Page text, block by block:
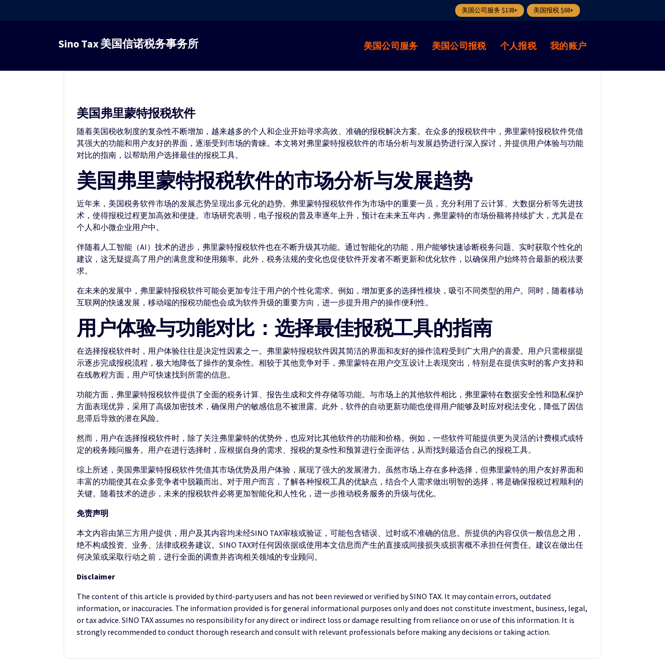
美国公司服务 $138+ 美国报税 $68+
容
Sino Tax 美国信诺税务事务所 美国公司服务 美国公司报税 个人报税 我的账户
美国弗里蒙特报税软件
随着美国税收制度的复杂性不断增加，越来越多的个人和企业开始寻求高效、准确的报税解决方案。在众多的报税软件中，弗里蒙特报税软件凭借
其强大的功能和用户友好的界面，逐渐受到市场的青睐。本文将对弗里蒙特报税软件的市场分析与发展趋势进行深入探讨，并提供用户体验与功能
对比的指南，以帮助用户选择最佳的报税工具。
美国弗里蒙特报税软件的市场分析与发展趋势
近年来，美国税务软件市场的发展态势呈现出多元化的趋势。弗里蒙特报税软件作为市场中的重要一员，充分利用了云计算、大数据分析等先进技
术，使得报税过程更加高效和便捷。市场研究表明，电子报税的普及率逐年上升，预计在未来五年内，弗里蒙特的市场份额将持续扩大，尤其是在
个人和小微企业用户中。
伴随着人工智能（AI）技术的进步，弗里蒙特报税软件也在不断升级其功能。通过智能化的功能，用户能够快速诊断税务问题、实时获取个性化的
建议，这无疑提高了用户的满意度和使用频率。此外，税务法规的变化也促使软件开发者不断更新和优化软件，以确保用户始终符合最新的税法要
求。
在未来的发展中，弗里蒙特报税软件可能会更加专注于用户的个性化需求。例如，增加更多的选择性模块，吸引不同类型的用户。同时，随着移动
互联网的快速发展，移动端的报税功能也会成为软件升级的重要方向，进一步提升用户的操作便利性。
用户体验与功能对比：选择最佳报税工具的指南
在选择报税软件时，用户体验往往是决定性因素之一。弗里蒙特报税软件因其简洁的界面和友好的操作流程受到广大用户的喜爱。用户只需根据提
示逐步完成报税流程，极大地降低了操作的复杂性。相较于其他竞争对手，弗里蒙特在用户交互设计上表现突出，特别是在提供实时的客户支持和
在线教程方面，用户可快速找到所需的信息。
功能方面，弗里蒙特报税软件提供了全面的税务计算、报告生成和文件存储等功能。与市场上的其他软件相比，弗里蒙特在数据安全性和隐私保护
方面表现优异，采用了高级加密技术，确保用户的敏感信息不被泄露。此外，软件的自动更新功能也使得用户能够及时应对税法变化，降低了因信
息滞后导致的潜在风险。
然而，用户在选择报税软件时，除了关注弗里蒙特的优势外，也应对比其他软件的功能和价格。例如，一些软件可能提供更为灵活的计费模式或特
定的税务顾问服务。用户在进行选择时，应根据自身的需求、报税的复杂性和预算进行全面评估，从而找到最适合自己的报税工具。
综上所述，美国弗里蒙特报税软件凭借其市场优势及用户体验，展现了强大的发展潜力。虽然市场上存在多种选择，但弗里蒙特的用户友好界面和
丰富的功能使其在众多竞争者中脱颖而出。对于用户而言，了解各种报税工具的优缺点，结合个人需求做出明智的选择，将是确保报税过程顺利的
关键。随着技术的进步，未来的报税软件必将更加智能化和人性化，进一步推动税务服务的升级与优化。
免责声明
本文内容由第三方用户提供，用户及其内容均未经SINO TAX审核或验证，可能包含错误、过时或不准确的信息。所提供的内容仅供一般信息之用，
绝不构成投资、业务、法律或税务建议。SINO TAX对任何因依据或使用本文信息而产生的直接或间接损失或损害概不承担任何责任。建议在做出任
何决策或采取行动之前，进行全面的调查并咨询相关领域的专业顾问。
Disclaimer
The content of this article is provided by third-party users and has not been reviewed or verified by SINO TAX. It may contain errors, outdated
information, or inaccuracies. The information provided is for general informational purposes only and does not constitute investment, business, legal,
or tax advice. SINO TAX assumes no responsibility for any direct or indirect loss or damage resulting from reliance on or use of this information. It is
strongly recommended to conduct thorough research and consult with relevant professionals before making any decisions or taking action.